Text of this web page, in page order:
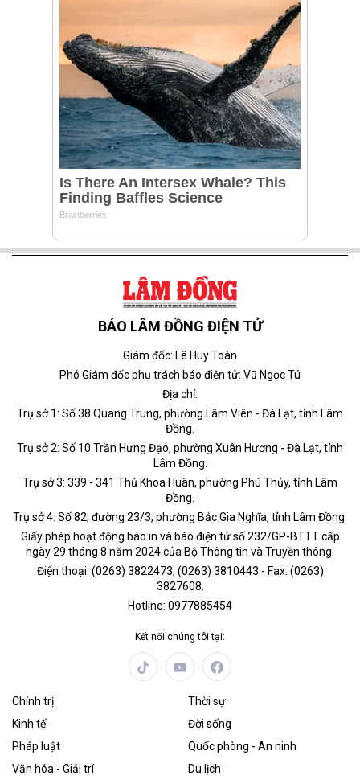
BÁO LÂM ĐỒNG ĐIỆN TỬ
Giám đốc: Lê Huy Toàn
Phó Giám đốc phụ trách báo điện tử: Vũ Ngọc Tú
Địa chỉ:
Trụ sở 1: Số 38 Quang Trung, phường Lâm Viên - Đà Lạt, tỉnh Lâm
Đồng.
Trụ sở 2: Số 10 Trần Hưng Đạo, phường Xuân Hương - Đà Lạt, tỉnh
Lâm Đồng.
Trụ sở 3: 339 - 341 Thủ Khoa Huân, phường Phú Thủy, tỉnh Lâm
Đồng.
Trụ sở 4: Số 82, đường 23/3, phường Bắc Gia Nghĩa, tỉnh Lâm Đồng.
Giấy phép hoạt động báo in và báo điện tử số 232/GP-BTTT cấp
ngày 29 tháng 8 năm 2024 của Bộ Thông tin và Truyền thông.
Điện thoại: (0263) 3822473; (0263) 3810443 - Fax: (0263)
3827608.
Hotline: 0977885454
Kết nối chúng tôi tại:
Chính trị
Thời sự
Kinh tế
Đời sống
Pháp luật
Quốc phòng - An ninh
Văn hóa - Giải trí
Du lịch